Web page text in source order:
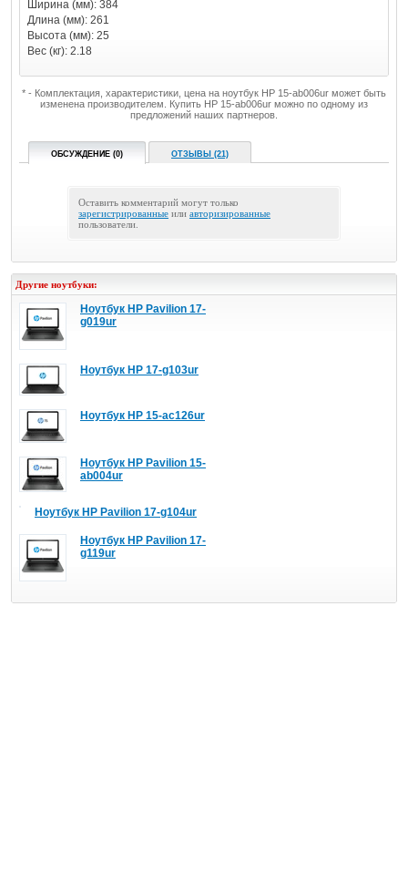
Ширина (мм): 384
Длина (мм): 261
Высота (мм): 25
Вес (кг): 2.18
* - Комплектация, характеристики, цена на ноутбук HP 15-ab006ur может быть
изменена производителем. Купить HP 15-ab006ur можно по одному из
предложений наших партнеров.
ОБСУЖДЕНИЕ (0) ОТЗЫВЫ (21)
Оставить комментарий могут только
зарегистрированные или авторизированные
пользователи.
Другие ноутбуки:
Ноутбук HP Pavilion 17-
g019ur
Ноутбук HP 17-g103ur
Ноутбук HP 15-ac126ur
Ноутбук HP Pavilion 15-
ab004ur
Ноутбук HP Pavilion 17-g104ur
Ноутбук HP Pavilion 17-
g119ur